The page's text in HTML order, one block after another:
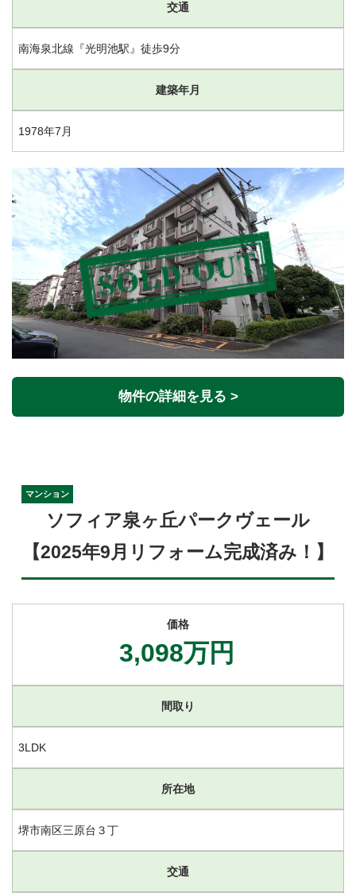
交通
南海泉北線『光明池駅』徒歩9分
建築年月
1978年7月
物件の詳細を見る >
マンション
ソフィア泉ヶ丘パークヴェール
【2025年9月リフォーム完成済み！】
価格
3,098万円
間取り
3LDK
所在地
堺市南区三原台３丁
交通